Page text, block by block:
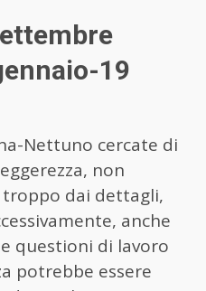
19
Nettuno cercate di
non
troppo dai dettagli,
anche
questioni di lavoro
potrebbe essere